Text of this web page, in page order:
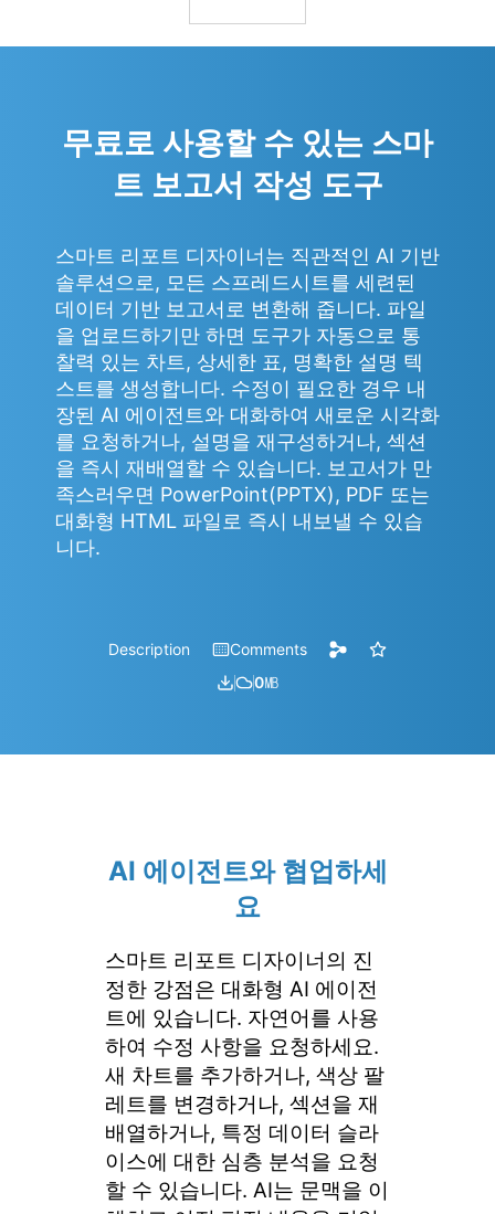
무료로 사용할 수 있는 스마
트 보고서 작성 도구
스마트 리포트 디자이너는 직관적인 AI 기반
솔루션으로, 모든 스프레드시트를 세련된
데이터 기반 보고서로 변환해 줍니다. 파일
을 업로드하기만 하면 도구가 자동으로 통
찰력 있는 차트, 상세한 표, 명확한 설명 텍
스트를 생성합니다. 수정이 필요한 경우 내
장된 AI 에이전트와 대화하여 새로운 시각화
를 요청하거나, 설명을 재구성하거나, 섹션
을 즉시 재배열할 수 있습니다. 보고서가 만
족스러우면 PowerPoint(PPTX), PDF 또는
대화형 HTML 파일로 즉시 내보낼 수 있습
니다.
Description
Comments
0㎆︎
AI 에이전트와 협업하세
요
스마트 리포트 디자이너의 진
정한 강점은 대화형 AI 에이전
트에 있습니다. 자연어를 사용
하여 수정 사항을 요청하세요.
새 차트를 추가하거나, 색상 팔
레트를 변경하거나, 섹션을 재
배열하거나, 특정 데이터 슬라
이스에 대한 심층 분석을 요청
할 수 있습니다. AI는 문맥을 이